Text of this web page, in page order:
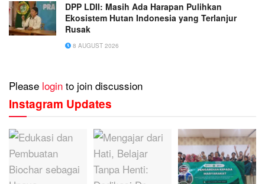
DPP LDII: Masih Ada Harapan Pulihkan
Ekosistem Hutan Indonesia yang Terlanjur
Rusak
8 AUGUST 2026
Please login to join discussion
Instagram Updates